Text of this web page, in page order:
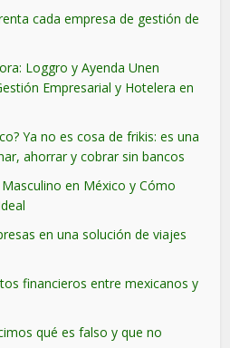
cada empresa de gestión de
Loggro y Ayenda Unen
Empresarial y Hotelera en
Ya no es cosa de frikis: es una
ahorrar y cobrar sin bancos
en México y Cómo
en una solución de viajes
financieros entre mexicanos y
qué es falso y que no